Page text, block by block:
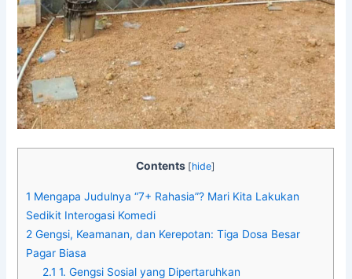
Contents [hide]
1 Mengapa Judulnya “7+ Rahasia”? Mari Kita Lakukan
Sedikit Interogasi Komedi
2 Gengsi, Keamanan, dan Kerepotan: Tiga Dosa Besar
Pagar Biasa
2.1 1. Gengsi Sosial yang Dipertaruhkan